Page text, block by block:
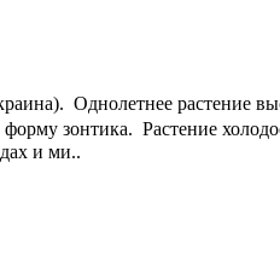
Однолетнее растение
зонтика. Растение
и ми..